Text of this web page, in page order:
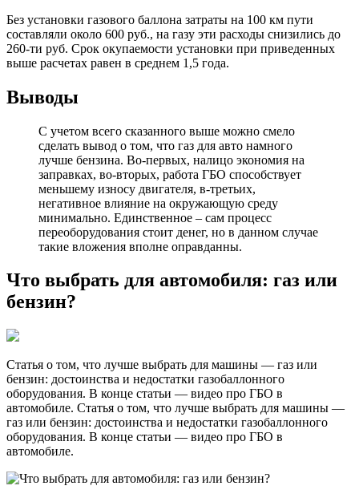
Без установки газового баллона затраты на 100 км пути
составляли около 600 руб., на газу эти расходы снизились до
260-ти руб. Срок окупаемости установки при приведенных
выше расчетах равен в среднем 1,5 года.
Выводы
С учетом всего сказанного выше можно смело
сделать вывод о том, что газ для авто намного
лучше бензина. Во-первых, налицо экономия на
заправках, во-вторых, работа ГБО способствует
меньшему износу двигателя, в-третьих,
негативное влияние на окружающую среду
минимально. Единственное – сам процесс
переоборудования стоит денег, но в данном случае
такие вложения вполне оправданны.
Что выбрать для автомобиля: газ или
бензин?
Статья о том, что лучше выбрать для машины — газ или
бензин: достоинства и недостатки газобаллонного
оборудования. В конце статьи — видео про ГБО в
автомобиле. Статья о том, что лучше выбрать для машины —
газ или бензин: достоинства и недостатки газобаллонного
оборудования. В конце статьи — видео про ГБО в
автомобиле.